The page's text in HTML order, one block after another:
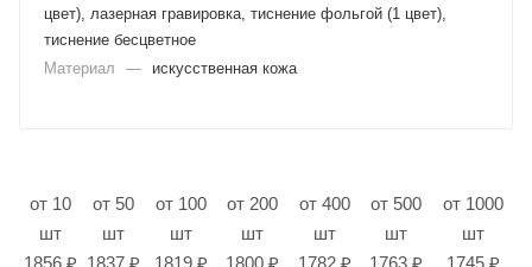
цвет), лазерная гравировка, тиснение фольгой (1 цвет),
тиснение бесцветное
Материал
— искусственная кожа
от 10
шт
1856 ₽
от 50
шт
1837 ₽
от 100
шт
1819 ₽
от 200
шт
1800 ₽
от 400
шт
1782 ₽
от 500
шт
1763 ₽
от 1000
шт
1745 ₽